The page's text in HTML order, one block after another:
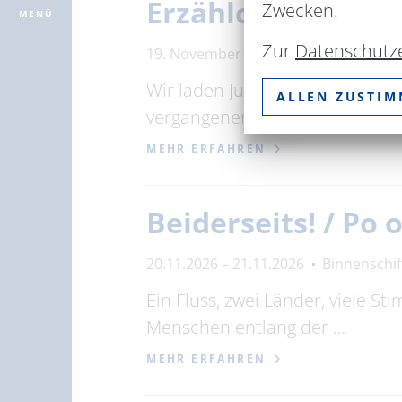
MENÜ Erzählcafé –
19. November 2026 15:00 – 17:00
Wir laden Jung und Alt zum
vergangener Zeit und …
MEHR ERFAHREN
Beiderseits! / Po
20.11.2026 – 21.11.2026
Ein Fluss, zwei Länder, viele
Menschen entlang der …
MEHR ERFAHREN
Zwecken.
Zur
ALLEN